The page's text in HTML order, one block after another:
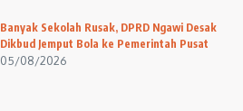
Banyak Sekolah Rusak, DPRD Ngawi Desak
Dikbud Jemput Bola ke Pemerintah Pusat
05/08/2026